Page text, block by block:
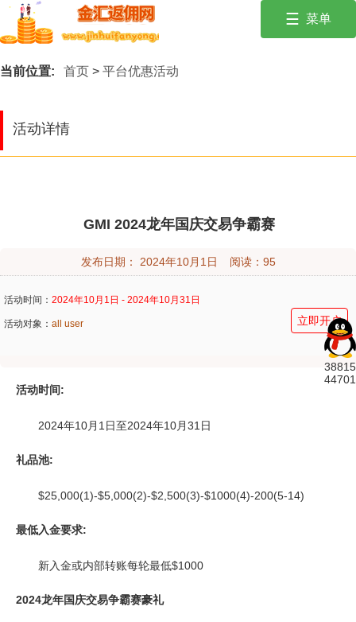
投资有风险，入市需谨慎。保持冷静，遵循风险管理原则！☰ 菜单
38815
44701
当前位置: 首页 > 平台优惠活动
活动详情
GMI 2024龙年国庆交易争霸赛
发布日期： 2024年10月1日 阅读： 95
活动时间： 2024年10月1日 - 2024年10月31日
活动对象： all user 立即开户
活动时间:
2024年10月1日至2024年10月31日
礼品池:
$25,000(1)-$5,000(2)-$2,500(3)-$1000(4)-200(5-14)
最低入金要求:
新入金或内部转账每轮最低$1000
2024龙年国庆交易争霸赛豪礼